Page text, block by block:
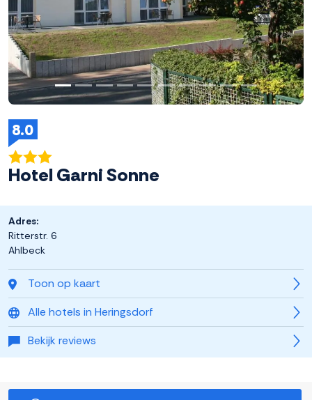
8.0
Hotel Garni Sonne
Toon op kaart
Alle hotels in Heringsdorf
Bekijk reviews
Adres:
Ritterstr. 6
Ahlbeck